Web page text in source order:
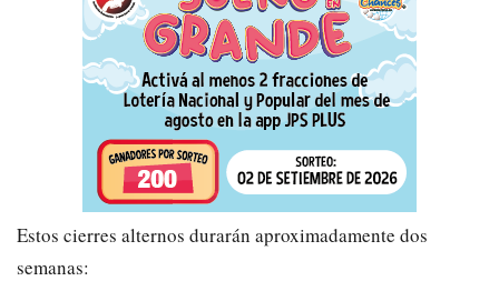
Estos cierres alternos durarán aproximadamente dos
semanas: